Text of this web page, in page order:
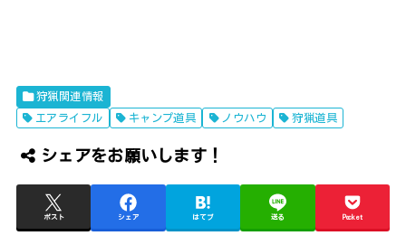
狩猟関連情報
エアライフル
キャンプ道具 ノウハウ 狩猟道具
シェアをお願いします！
ポスト シェア はてブ 送る Pocket